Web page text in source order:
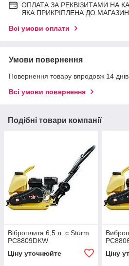
ОПЛАТА ЗА РЕКВІЗИТАМИ НА
ЯКА ПРИКРІПЛЕНА ДО
Всі умови оплати
Умови повернення
Повернення товару впродовж 14
Всі умови повернення
Подібні товари компанії
Віброплита 6,5 л. с Sturm
PC8809DKW
Ціну уточнюйте
Ціну